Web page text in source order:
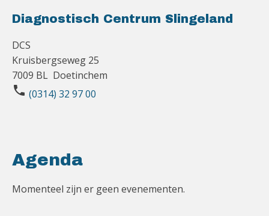
Diagnostisch Centrum Slingeland
DCS
Kruisbergseweg 25
7009 BL Doetinchem
phone (0314) 32 97 00
Agenda
Momenteel zijn er geen evenementen.